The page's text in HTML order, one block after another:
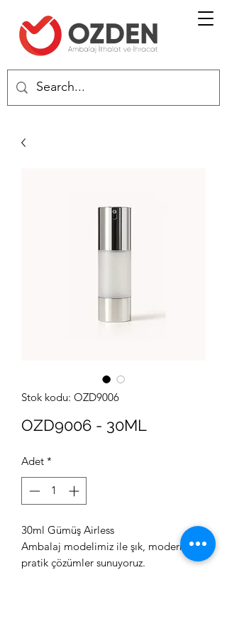
Stok kodu: OZD9006
OZD9006 - 30ML
Adet *
30ml Gümüş Airless
Ambalaj modelimiz ile şık, modern ve
pratik çözümler sunuyoruz.